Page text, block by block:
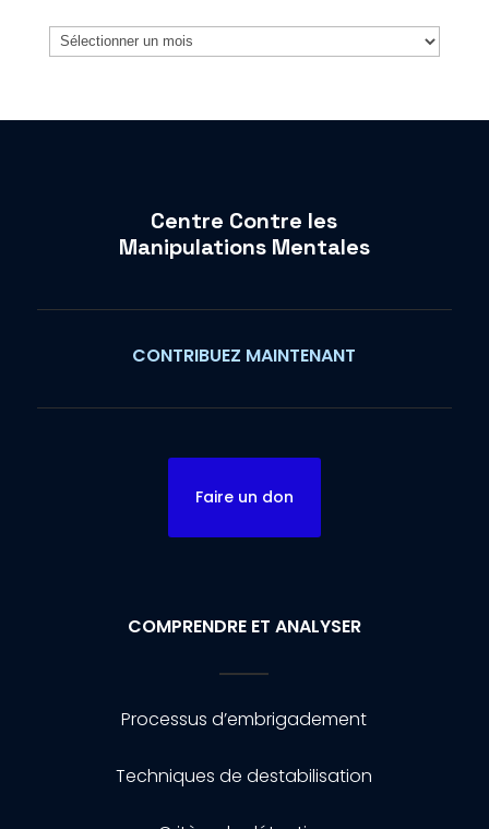
Archives
Centre Contre les
Manipulations Mentales
CONTRIBUEZ MAINTENANT
Faire un don
COMPRENDRE ET ANALYSER
Processus d’embrigadement
Techniques de destabilisation